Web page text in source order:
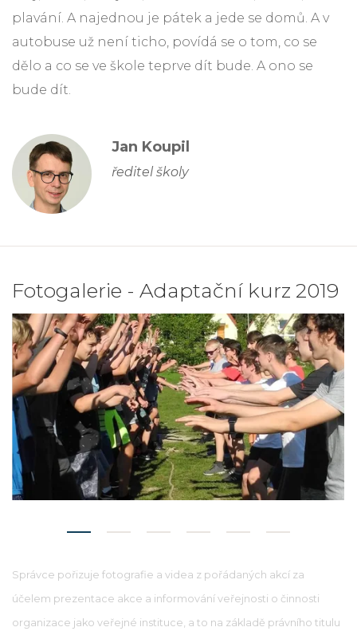
plavání. A najednou je pátek a jede se domů. A v
autobuse už není ticho, povídá se o tom, co se
dělo a co se ve škole teprve dít bude. A ono se
bude dít.
Jan Koupil
ředitel školy
Fotogalerie - Adaptační kurz 2019
Správce pořizuje fotografie a videa z pořádaných akcí za
účelem prezentace akce a informování veřejnosti o činnosti
organizace jako veřejné instituce, a to na základě právního titulu